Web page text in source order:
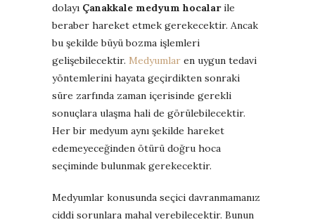
dolayı Çanakkale medyum hocalarile
beraber hareket etmek gerekecektir. Ancak
bu şekilde büyü bozma işlemleri
gelişebilecektir. Medyumlar en uygun tedavi
yöntemlerini hayata geçirdikten sonraki
süre zarfında zaman içerisinde gerekli
sonuçlara ulaşma hali de görülebilecektir.
Her bir medyum aynı şekilde hareket
edemeyeceğinden ötürü doğru hoca
seçiminde bulunmak gerekecektir.
Medyumlar konusunda seçici davranmamanız
ciddi sorunlara mahal verebilecektir. Bunun